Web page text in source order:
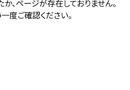
、ページが存在しておりません。
度ご確認ください。